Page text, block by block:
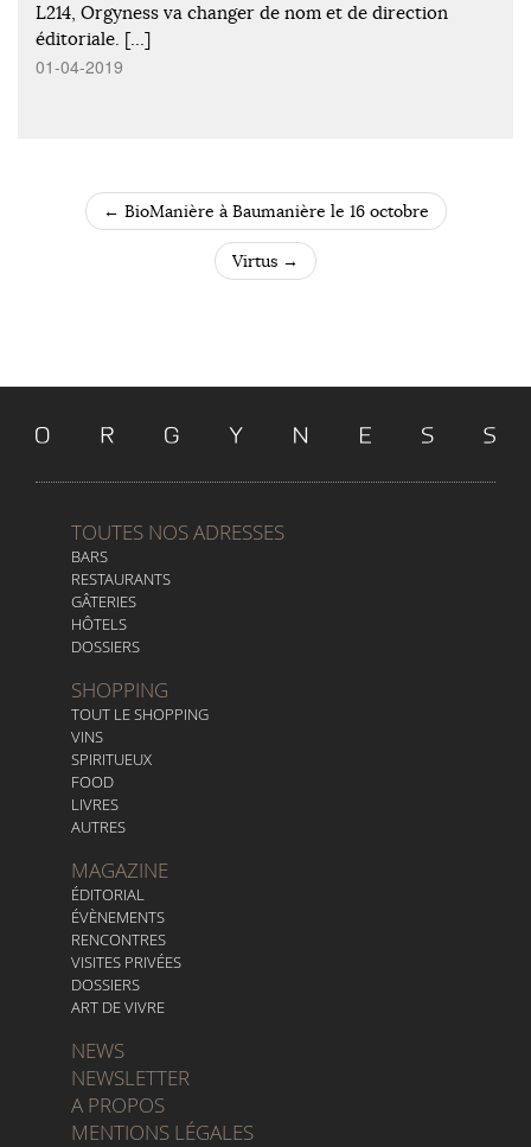
L214, Orgyness va changer de nom et de direction
éditoriale. […]
01-04-2019
POST NAVIGATION
← BioManière à Baumanière le 16 octobre
Virtus →
TOUTES NOS ADRESSES
BARS
RESTAURANTS
GÂTERIES
HÔTELS
DOSSIERS
SHOPPING
TOUT LE SHOPPING
VINS
SPIRITUEUX
FOOD
LIVRES
AUTRES
MAGAZINE
ÉDITORIAL
ÉVÈNEMENTS
RENCONTRES
VISITES PRIVÉES
DOSSIERS
ART DE VIVRE
NEWS
NEWSLETTER
A PROPOS
MENTIONS LÉGALES